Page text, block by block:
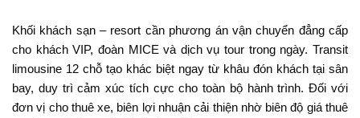
Khối khách sạn – resort cần phương án vận chuyển đẳng cấp
cho khách VIP, đoàn MICE và dịch vụ tour trong ngày. Transit
limousine 12 chỗ tạo khác biệt ngay từ khâu đón khách tại sân
bay, duy trì cảm xúc tích cực cho toàn bộ hành trình. Đối với
đơn vị cho thuê xe, biên lợi nhuận cải thiện nhờ biên độ giá thuê